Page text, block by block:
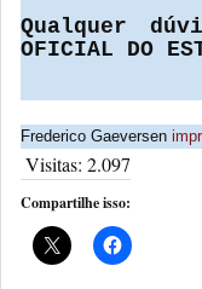
Qualquer
OFICIAL DO
Frederico Gaeversen
Visitas: 2.097
Compartilhe isso: